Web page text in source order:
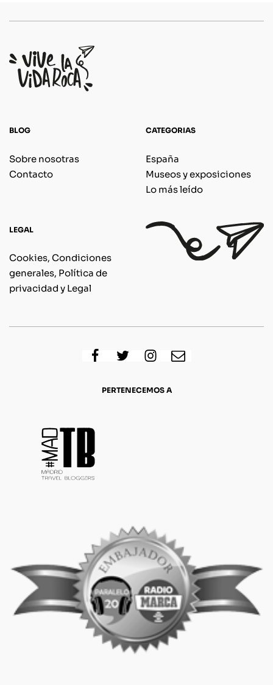
BLOG
Sobre nosotras
Contacto
CATEGORIAS
España
Museos y exposiciones
Lo más leído
LEGAL
Cookies, Condiciones
generales, Política de
privacidad y Legal
PERTENECEMOS A